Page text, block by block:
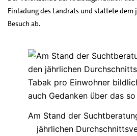
Einladung des Landrats und stattete dem
Besuch ab.
Am Stand der
jährlichen